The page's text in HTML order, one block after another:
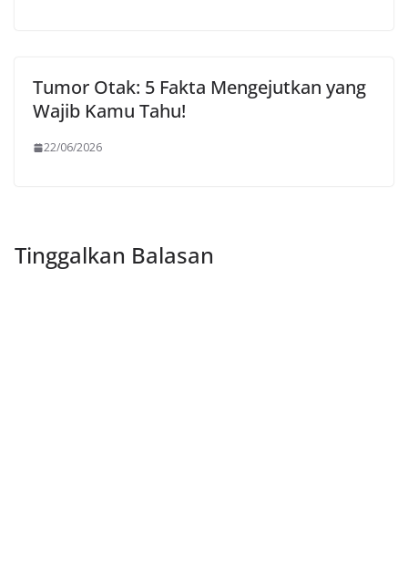
Tumor Otak: 5 Fakta Mengejutkan yang
Wajib Kamu Tahu!
22/06/2026
Tinggalkan Balasan